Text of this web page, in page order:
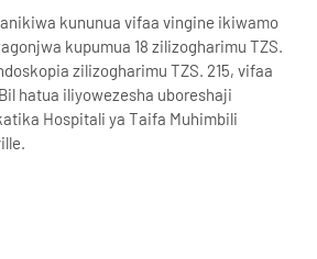
kununua vifaa vingine ikiwamo
kupumua 18 zilizogharimu TZS.
zilizogharimu TZS. 215, vifaa
hatua iliyowezesha uboreshaji
Hospitali ya Taifa Muhimbili